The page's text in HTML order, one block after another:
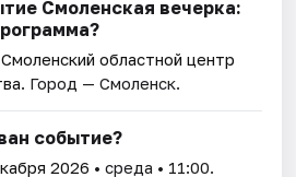
Смоленская вечерка:
Смоленский областной центр
. Город — Смоленск.
событие?
2026 • среда • 11:00.